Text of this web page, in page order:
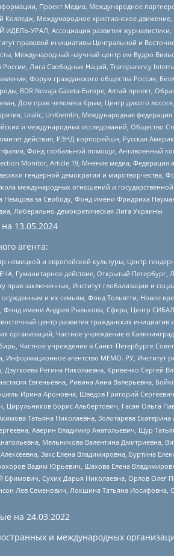
Проект Медиа, Международное
Международное христианское
УРАЛ, Ассоциация развития
правовой инициативы Центральной и
Международный научный центр им Вудро
Лига Свободных Наций, Transparеncy
Форум гражданского общества Россия,
BDR Novaja Gazeta-Europe, Алтай проект,
Дом прав человека Крым, Центр дикого
Uralic, UnKremlin, Международная
и международных исследований, Общество
действия, РЭНД корпорейшн, Русская
Фонд глобальной помощи, Антивоенный
Monitor, Article 19, Мнение медиа,
гендерной демократии и
международных отношений и
за Свободу, Фонд имени Фридриха
Либерально-демократическая Лига Украины
13.05.2024
агента:
и европейской культуры, Центр
действие, Открытый Петербург,
прав заключенных, Институт глобализации и
и их семьям, Фонд Тольятти, Новое
имени Андрея Рылькова, Сфера, Центр
центр развития гражданских
Частное учреждение в
Частное учреждение в Санкт-Петербурге
Информационное агентство МЕМО. РУ,
Дзугкоева Регина Николаевна, Кривенко
Евгеньевна, Ривина Анна Валерьевна,
Ирина Ароновна, Шведов Григорий
Цирульников Борис Альбертович, Гасан Ольга
Татьяна Николаевна, Золотарева
Аверин Владимир Анатольевич, Щур
Мельникова Валентина Дмитриевна,
Закс Елена Владимировна, Буртина
Вадим Юрьевич, Шахова Елена
Сухих Дарья Николаевна, Орлов Олег
Лев Семенович, Локшина Татьяна
на 24.03.2022
и международных